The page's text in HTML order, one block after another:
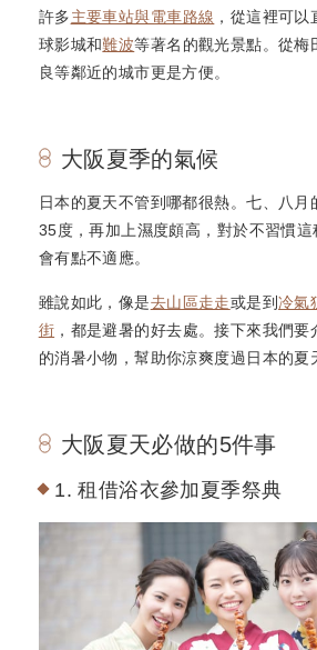
許多主要車站與電車路線 ，從這裡可
球影城和難波等著名的觀光景點。從梅
良等鄰近的城市更是方便。
大阪夏季的氣候
日本的夏天不管到哪都很熱。七、八月
35度，再加上濕度頗高，對於不習慣
會有點不適應。
雖說如此，像是去山區走走或是到冷氣
街 ，都是避暑的好去處。接下來我們
的消暑小物，幫助你涼爽度過日本的夏
大阪夏天必做的5件事
1. 租借浴衣參加夏季祭典